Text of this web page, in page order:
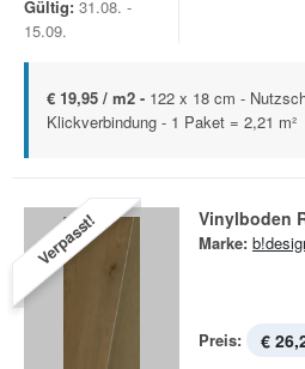
Gültig: 31.08. -
15.09.
€ 19,95 / m2 - 122 x 18 cm -
Klickverbindung - 1 Paket = 2,21 m²
Verpasst! Vinylboden
Marke:
Preis: €